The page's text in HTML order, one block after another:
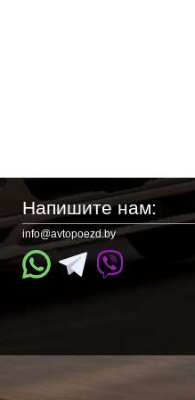
Напишите нам:
info@avtopoezd.by